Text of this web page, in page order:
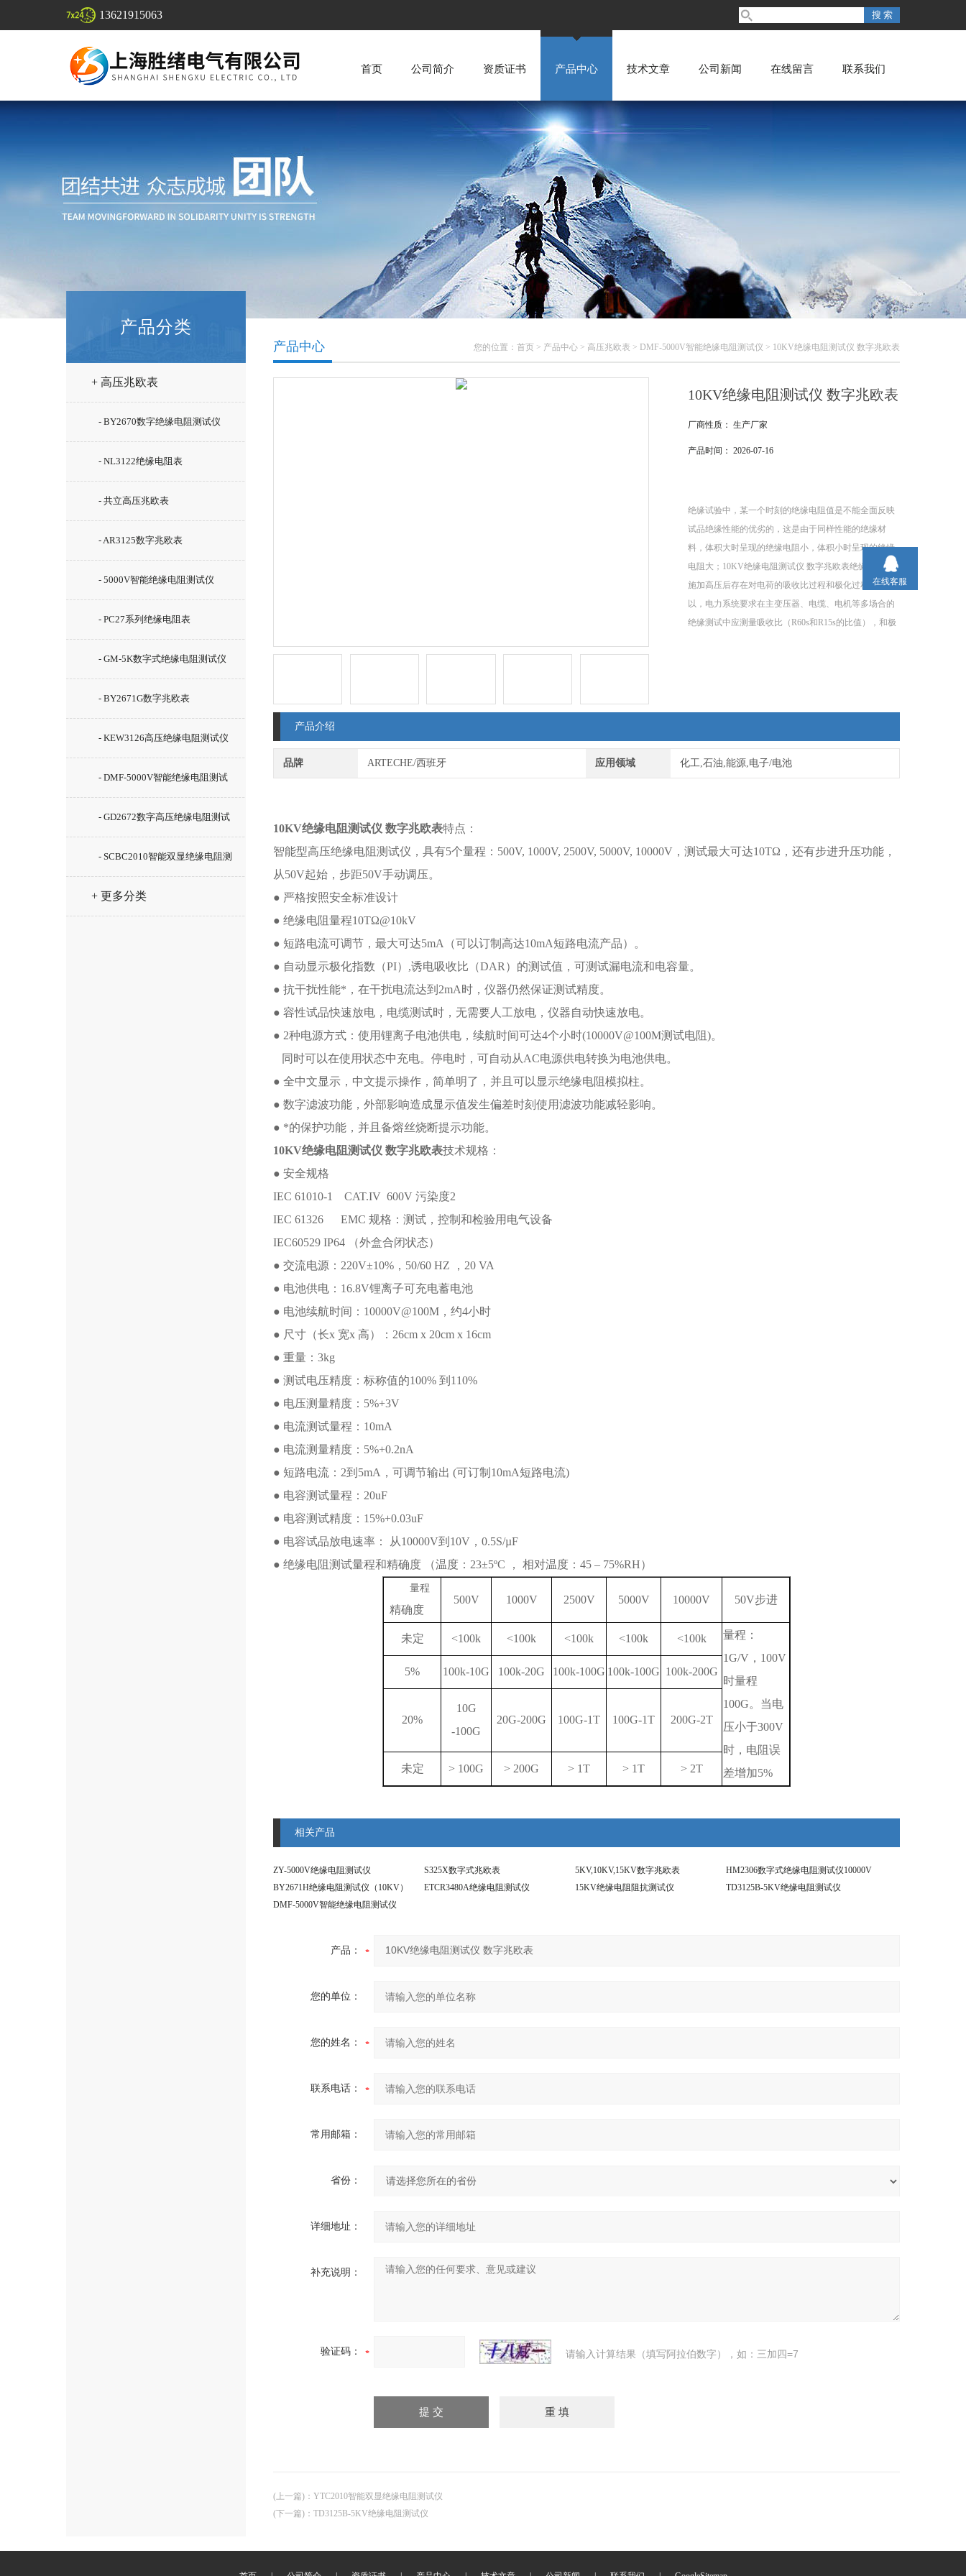
13621915063
首页 公司简介 资质证书 产品中心 技术文章 公司新闻 在线留言 联系我们
产品分类
+ 高压兆欧表
- BY2670数字绝缘电阻测试仪
- NL3122绝缘电阻表
- 共立高压兆欧表
- AR3125数字兆欧表
- 5000V智能绝缘电阻测试仪
- PC27系列绝缘电阻表
- GM-5K数字式绝缘电阻测试仪
- BY2671G数字兆欧表
- KEW3126高压绝缘电阻测试仪
- DMF-5000V智能绝缘电阻测试
仪
- GD2672数字高压绝缘电阻测试
仪
- SCBC2010智能双显绝缘电阻测
试仪
+ 更多分类
您的位置： 首页 > 产品中心 > 高压兆欧表 > DMF-5000V智能绝缘电阻测试仪 > 10KV绝缘电阻测试仪 数字兆欧表
产品中心
10KV绝缘电阻测试仪 数字兆欧表
厂商性质： 生产厂家
产品时间： 2026-07-16
绝缘试验中，某一个时刻的绝缘电阻值是不能全面反映
试品绝缘性能的优劣的，这是由于同样性能的绝缘材
料，体积大时呈现的绝缘电阻小，体积小时呈现的绝缘
电阻大；10KV绝缘电阻测试仪 数字兆欧表绝缘材料在
施加高压后存在对电荷的吸收比过程和极化过程。 所
以，电力系统要求在主变压器、电缆、电机等多场合的
绝缘测试中应测量吸收比（R60s和R15s的比值），和极
产品介绍
品牌 ARTECHE/西班牙 应用领域 化工,石油,能源,电子/电池
10KV绝缘电阻测试仪 数字兆欧表特点：
智能型高压绝缘电阻测试仪，具有5个量程：500V, 1000V, 2500V, 5000V, 10000V，测试最大可达10TΩ，还有步进升压功能，
从50V起始，步距50V手动调压。
● 严格按照安全标准设计
● 绝缘电阻量程10TΩ@10kV
● 短路电流可调节，最大可达5mA（可以订制高达10mA短路电流产品）。
● 自动显示极化指数（PI）,诱电吸收比（DAR）的测试值，可测试漏电流和电容量。
● 抗干扰性能*，在干扰电流达到2mA时，仪器仍然保证测试精度。
● 容性试品快速放电，电缆测试时，无需要人工放电，仪器自动快速放电。
● 2种电源方式：使用锂离子电池供电，续航时间可达4个小时(10000V@100M测试电阻)。
同时可以在使用状态中充电。停电时，可自动从AC电源供电转换为电池供电。
● 全中文显示，中文提示操作，简单明了，并且可以显示绝缘电阻模拟柱。
● 数字滤波功能，外部影响造成显示值发生偏差时刻使用滤波功能减轻影响。
● *的保护功能，并且备熔丝烧断提示功能。
10KV绝缘电阻测试仪 数字兆欧表技术规格：
● 安全规格
IEC 61010-1 CAT.IV 600V 污染度2
IEC 61326 EMC 规格：测试，控制和检验用电气设备
IEC60529 IP64 （外盒合闭状态）
● 交流电源：220V±10%，50/60 HZ ，20 VA
● 电池供电：16.8V锂离子可充电蓄电池
● 电池续航时间：10000V@100M，约4小时
● 尺寸（长x 宽x 高）：26cm x 20cm x 16cm
● 重量：3kg
● 测试电压精度：标称值的100% 到110%
● 电压测量精度：5%+3V
● 电流测试量程：10mA
● 电流测量精度：5%+0.2nA
● 短路电流：2到5mA，可调节输出 (可订制10mA短路电流)
● 电容测试量程：20uF
● 电容测试精度：15%+0.03uF
● 电容试品放电速率： 从10000V到10V，0.5S/µF
● 绝缘电阻测试量程和精确度 （温度：23±5ºC ， 相对温度：45 – 75%RH）
量程
精确度
500V 1000V 2500V 5000V 10000V 50V步进
未定 <100k <100k <100k <100k <100k
量程：
1G/V，100V
时量程
100G。当电
压小于300V
时，电阻误
差增加5%
5% 100k-10G 100k-20G 100k-100G 100k-100G 100k-200G
20%
10G
-100G
20G-200G 100G-1T 100G-1T 200G-2T
未定 > 100G > 200G > 1T > 1T > 2T
相关产品
ZY-5000V绝缘电阻测试仪 S325X数字式兆欧表 5KV,10KV,15KV数字兆欧表
HM2306数字式绝缘电阻测试仪10000V
BY2671H绝缘电阻测试仪（10KV）
ETCR3480A绝缘电阻测试仪 15KV绝缘电阻阻抗测试仪
TD3125B-5KV绝缘电阻测试仪
DMF-5000V智能绝缘电阻测试仪
产品：
您的单位：
您的姓名：
联系电话：
常用邮箱：
省份：
详细地址：
补充说明：
验证码： 请输入计算结果（填写阿拉伯数字），如：三加四=7
(上一篇) ： YTC2010智能双显绝缘电阻测试仪
(下一篇) ： TD3125B-5KV绝缘电阻测试仪
在线客服